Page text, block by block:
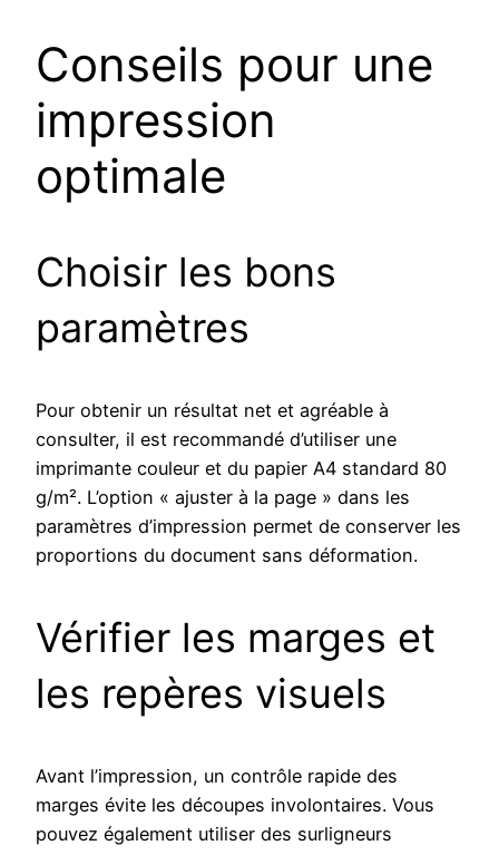
Conseils pour une
impression
optimale
Choisir les bons
paramètres
Pour obtenir un résultat net et agréable à
consulter, il est recommandé d’utiliser une
imprimante couleur et du papier A4 standard 80
g/m². L’option « ajuster à la page » dans les
paramètres d’impression permet de conserver les
proportions du document sans déformation.
Vérifier les marges et
les repères visuels
Avant l’impression, un contrôle rapide des
marges évite les découpes involontaires. Vous
pouvez également utiliser des surligneurs